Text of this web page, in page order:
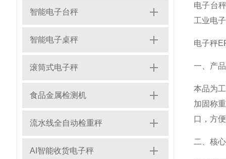
智能电子台秤
智能电子桌秤
滚筒式电子秤
食品金属检测机
流水线全自动检重秤
AI智能收货电子秤
电子台
工业电
电子秤
一、产
本品为
加固称
口，方
二、核